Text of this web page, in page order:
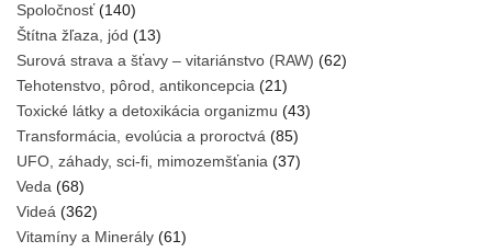
Spoločnosť(140)
Štítna žľaza, jód (13)
Surová strava a šťavy – vitariánstvo (RAW) (62)
Tehotenstvo, pôrod, antikoncepcia (21)
Toxické látky a detoxikácia organizmu (43)
Transformácia, evolúcia a proroctvá (85)
UFO, záhady, sci-fi, mimozemšťania (37)
Veda (68)
Videá (362)
Vitamíny a Minerály (61)